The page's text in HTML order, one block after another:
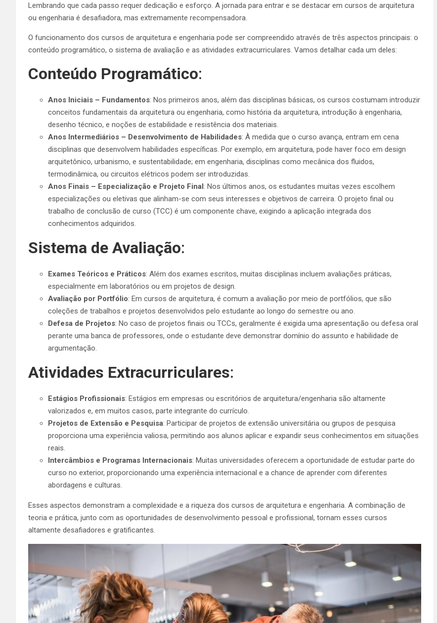
Lembrando que cada passo requer dedicação e esforço. A jornada para entrar e se destacar em cursos de arquitetura
ou engenharia é desafiadora, mas extremamente recompensadora.
O funcionamento dos cursos de arquitetura e engenharia pode ser compreendido através de três aspectos principais: o
conteúdo programático, o sistema de avaliação e as atividades extracurriculares. Vamos detalhar cada um deles:
Conteúdo Programático:
Anos Iniciais – Fundamentos: Nos primeiros anos, além das disciplinas básicas, os cursos costumam introduzir
conceitos fundamentais da arquitetura ou engenharia, como história da arquitetura, introdução à engenharia,
desenho técnico, e noções de estabilidade e resistência dos materiais.
Anos Intermediários – Desenvolvimento de Habilidades: À medida que o curso avança, entram em cena
disciplinas que desenvolvem habilidades específicas. Por exemplo, em arquitetura, pode haver foco em design
arquitetônico, urbanismo, e sustentabilidade; em engenharia, disciplinas como mecânica dos fluidos,
termodinâmica, ou circuitos elétricos podem ser introduzidas.
Anos Finais – Especialização e Projeto Final: Nos últimos anos, os estudantes muitas vezes escolhem
especializações ou eletivas que alinham-se com seus interesses e objetivos de carreira. O projeto final ou
trabalho de conclusão de curso (TCC) é um componente chave, exigindo a aplicação integrada dos
conhecimentos adquiridos.
Sistema de Avaliação:
Exames Teóricos e Práticos: Além dos exames escritos, muitas disciplinas incluem avaliações práticas,
especialmente em laboratórios ou em projetos de design.
Avaliação por Portfólio: Em cursos de arquitetura, é comum a avaliação por meio de portfólios, que são
coleções de trabalhos e projetos desenvolvidos pelo estudante ao longo do semestre ou ano.
Defesa de Projetos: No caso de projetos finais ou TCCs, geralmente é exigida uma apresentação ou defesa oral
perante uma banca de professores, onde o estudante deve demonstrar domínio do assunto e habilidade de
argumentação.
Atividades Extracurriculares:
Estágios Profissionais: Estágios em empresas ou escritórios de arquitetura/engenharia são altamente
valorizados e, em muitos casos, parte integrante do currículo.
Projetos de Extensão e Pesquisa: Participar de projetos de extensão universitária ou grupos de pesquisa
proporciona uma experiência valiosa, permitindo aos alunos aplicar e expandir seus conhecimentos em situações
reais.
Intercâmbios e Programas Internacionais: Muitas universidades oferecem a oportunidade de estudar parte do
curso no exterior, proporcionando uma experiência internacional e a chance de aprender com diferentes
abordagens e culturas.
Esses aspectos demonstram a complexidade e a riqueza dos cursos de arquitetura e engenharia. A combinação de
teoria e prática, junto com as oportunidades de desenvolvimento pessoal e profissional, tornam esses cursos
altamente desafiadores e gratificantes.